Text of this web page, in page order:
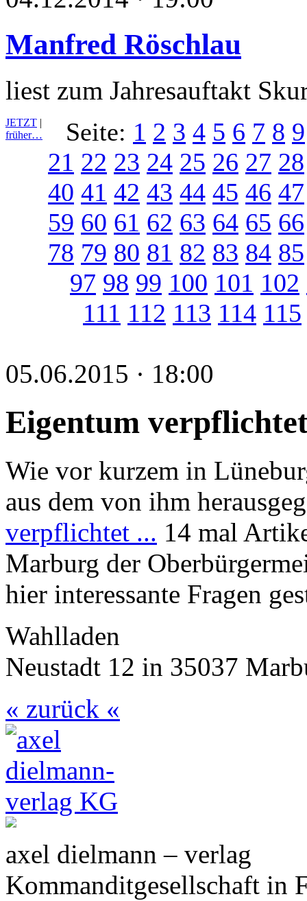
Manfred Röschlau
liest zum Jahresauftakt
JETZT |
früher…
Seite: 1 2 3 4 5 6 7 8 9
21 22 23 24 25 26 27 28
40 41 42 43 44 45 46 47
59 60 61 62 63 64 65 66
78 79 80 81 82 83 84 85
97 98 99 100 101 102
111 112 113 114 115
05.06.2015 · 18:00
Eigentum
Wie vor kurzem in
aus dem von ihm
verpflichtet ... 14 mal
Marburg der
hier interessante Fragen
Wahlladen
Neustadt 12 in 35037
« zurück «
axel dielmann – verlag
Kommanditgesellschaft in